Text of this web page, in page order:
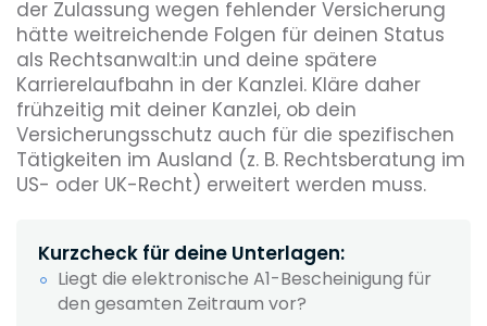
der Zulassung wegen fehlender Versicherung
hätte weitreichende Folgen für deinen Status
als Rechtsanwalt:in und deine spätere
Karrierelaufbahn in der Kanzlei. Kläre daher
frühzeitig mit deiner Kanzlei, ob dein
Versicherungsschutz auch für die spezifischen
Tätigkeiten im Ausland (z. B. Rechtsberatung im
US- oder UK-Recht) erweitert werden muss.
Kurzcheck für deine Unterlagen:
Liegt die elektronische A1-Bescheinigung für
den gesamten Zeitraum vor?